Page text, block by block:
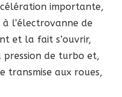
importante,
l’électrovanne de
et la fait s’ouvrir,
de turbo et,
transmise aux roues,